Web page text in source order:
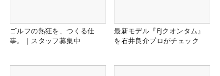
ゴルフの熱狂を、つくる仕
事。｜スタッフ募集中
最新モデル『FJクオンタム』
を石井良介プロがチェック